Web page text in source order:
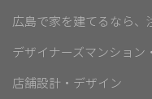
広島で家を建てるなら
デザイナーズマンション
店舗設計・デザイン